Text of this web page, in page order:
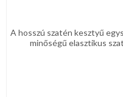
A hosszú szatén kesztyű
minőségű elasztikus